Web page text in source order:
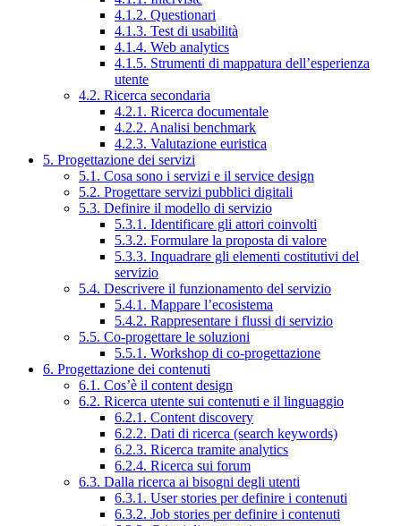
4.1.2. Questionari
4.1.3. Test di usabilità
4.1.4. Web analytics
4.1.5. Strumenti di mappatura dell’esperienza
utente
4.2. Ricerca secondaria
4.2.1. Ricerca documentale
4.2.2. Analisi benchmark
4.2.3. Valutazione euristica
5. Progettazione dei servizi
5.1. Cosa sono i servizi e il service design
5.2. Progettare servizi pubblici digitali
5.3. Definire il modello di servizio
5.3.1. Identificare gli attori coinvolti
5.3.2. Formulare la proposta di valore
5.3.3. Inquadrare gli elementi costitutivi del
servizio
5.4. Descrivere il funzionamento del servizio
5.4.1. Mappare l’ecosistema
5.4.2. Rappresentare i flussi di servizio
5.5. Co-progettare le soluzioni
5.5.1. Workshop di co-progettazione
6. Progettazione dei contenuti
6.1. Cos’è il content design
6.2. Ricerca utente sui contenuti e il linguaggio
6.2.1. Content discovery
6.2.2. Dati di ricerca (search keywords)
6.2.3. Ricerca tramite analytics
6.2.4. Ricerca sui forum
6.3. Dalla ricerca ai bisogni degli utenti
6.3.1. User stories per definire i contenuti
6.3.2. Job stories per definire i contenuti